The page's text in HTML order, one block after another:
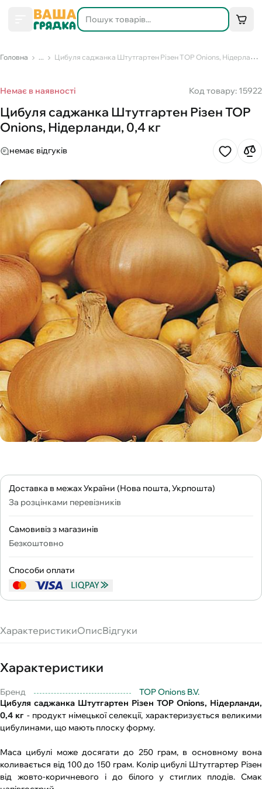
Головна ... Цибуля саджанка Штутгартен Різен TOP Onions, Нідерланди, 0,4 кг
Немає в наявності Код товару: 15922
Цибуля саджанка Штутгартен Різен TOP
Onions, Нідерланди, 0,4 кг
немає відгуків
Доставка в межах України (Нова пошта, Укрпошта)
За розцінками перевізників
Самовивіз з магазинів
Безкоштовно
Способи оплати
ХарактеристикиОписВідгуки
Характеристики
Бренд
TOP Onions B.V.
Цибуля саджанка Штутгартен Різен TOP Onions, Нідерланди,
0,4 кг - продукт німецької селекції, характеризується великими
цибулинами, що мають плоску форму.
Маса цибулі може досягати до 250 грам, в основному вона
коливається від 100 до 150 грам. Колір цибулі Штутгартер Різен
від жовто-коричневого і до білого у стиглих плодів. Смак